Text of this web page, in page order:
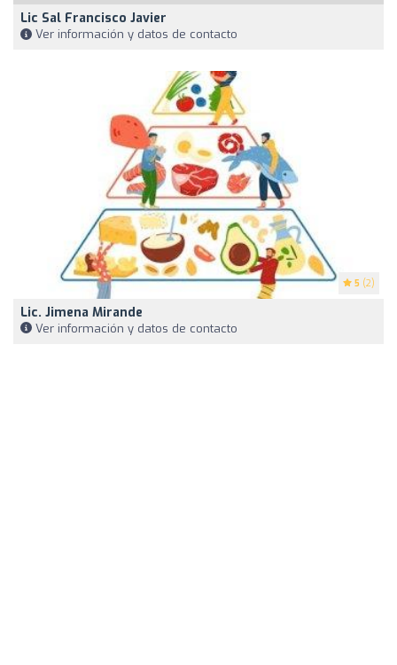
Lic Sal Francisco Javier
Ver información y datos de contacto
5 (2)
Lic. Jimena Mirande
Ver información y datos de contacto